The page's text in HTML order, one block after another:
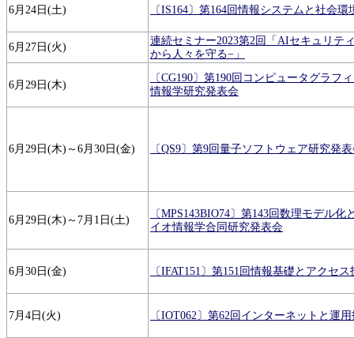
6月24日(土) 〔IS164〕第164回情報システムと社会
6月27日(火)
連続セミナー2023第2回「AIセキュリテ
から人々を守る−」
6月29日(木)
〔CG190〕第190回コンピュータグラフ
情報学研究発表会
6月29日(木)～6月30日(金) 〔QS9〕第9回量子ソフトウェア研究発
6月29日(木)～7月1日(土)
〔MPS143BIO74〕第143回数理モデル
イオ情報学合同研究発表会
6月30日(金) 〔IFAT151〕第151回情報基礎とアクセ
7月4日(火) 〔IOT062〕第62回インターネットと運